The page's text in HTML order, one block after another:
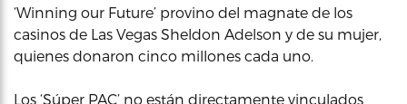
‘Winning our Future’ provino del magnate de los
casinos de Las Vegas Sheldon Adelson y de su mujer,
quienes donaron cinco millones cada uno.
Los ‘Súper PAC’ no están directamente vinculados